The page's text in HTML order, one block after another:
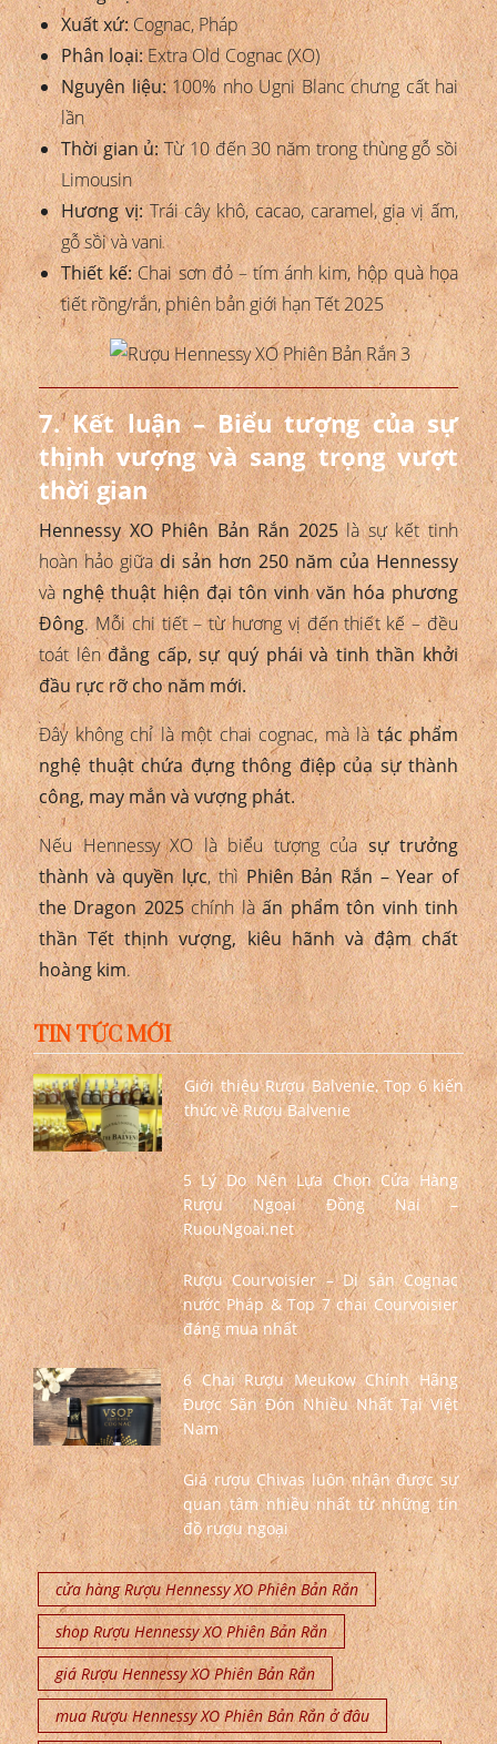
Xuất xứ:Cognac, Pháp
Phân loại:Extra Old Cognac (XO)
Nguyên liệu:100% nho Ugni Blanc chưng cất hai
lần
Thời gian ủ:Từ 10 đến 30 năm trong thùng gỗ sồi
Limousin
Hương vị:Trái cây khô, cacao, caramel, gia vị ấm,
gỗ sồi và vani
Thiết kế:Chai sơn đỏ – tím ánh kim, hộp quà họa
tiết rồng/rắn, phiên bản giới hạn Tết 2025
7. Kết luận – Biểu tượng của sự
thịnh vượng và sang trọng vượt
thời gian
Hennessy XO Phiên Bản Rắn 2025là sự kết tinh
hoàn hảo giữadi sản hơn 250 năm của Hennessy
vànghệ thuật hiện đại tôn vinh văn hóa phương
Đông. Mỗi chi tiết – từ hương vị đến thiết kế – đều
toát lênđẳng cấp, sự quý phái và tinh thần khởi
đầu rực rỡ cho năm mới.
Đây không chỉ là một chai cognac, mà làtác phẩm
nghệ thuật chứa đựng thông điệp của sự thành
công, may mắn và vượng phát.
Nếu Hennessy XO là biểu tượng củasự trưởng
thành và quyền lực, thìPhiên Bản Rắn – Year of
the Dragon 2025chính làấn phẩm tôn vinh tinh
thần Tết thịnh vượng, kiêu hãnh và đậm chất
hoàng kim.
TIN TỨC MỚI
Giới thiệu Rượu Balvenie, Top 6 kiến
thức về Rượu Balvenie
5 Lý Do Nên Lựa Chọn Cửa Hàng
Rượu Ngoại Đồng Nai –
RuouNgoai.net
Rượu Courvoisier – Di sản Cognac
nước Pháp & Top 7 chai Courvoisier
đáng mua nhất
6 Chai Rượu Meukow Chính Hãng
Được Săn Đón Nhiều Nhất Tại Việt
Nam
Giá rượu Chivas luôn nhận được sự
quan tâm nhiều nhất từ những tín
đồ rượu ngoại
cửa hàng Rượu Hennessy XO Phiên Bản Rắn
shop Rượu Hennessy XO Phiên Bản Rắn
giá Rượu Hennessy XO Phiên Bản Rắn
mua Rượu Hennessy XO Phiên Bản Rắn ở đâu